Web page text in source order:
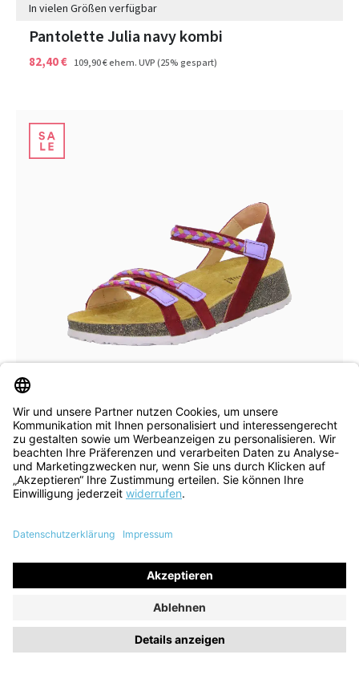
In vielen Größen verfügbar
Pantolette Julia navy kombi
82,40 € 109,90 €ehem. UVP(25% gespart)
In vielen Größen verfügbar
Sandale Koak fragola kombi
104,90 € 139,90 €ehem. UVP(25% gespart)